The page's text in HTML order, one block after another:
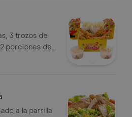
3 trozos de
porciones de
2
a la parrilla